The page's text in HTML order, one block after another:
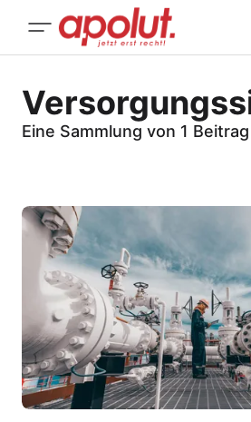
Eine Sammlung von 1 Beitrag